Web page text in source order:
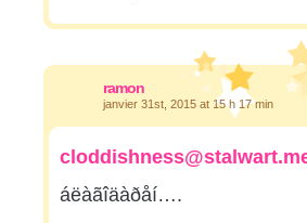
ramon
janvier 31st, 2015 at 15 h 17 min
áëàãîäàðåí….